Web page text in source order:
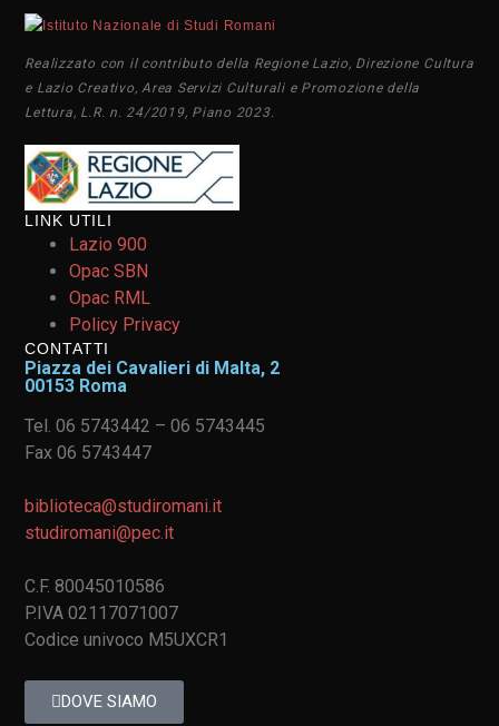
Realizzato con il contributo della Regione Lazio, Direzione Cultura
e Lazio Creativo, Area Servizi Culturali e Promozione della
Lettura, L.R. n. 24/2019, Piano 2023.
LINK UTILI
Lazio 900
Opac SBN
Opac RML
Policy Privacy
CONTATTI
Piazza dei Cavalieri di Malta, 2
00153 Roma
Tel. 06 5743442 – 06 5743445
Fax 06 5743447
biblioteca@studiromani.it
studiromani@pec.it
C.F. 80045010586
P.IVA 02117071007
Codice univoco M5UXCR1
DOVE SIAMO